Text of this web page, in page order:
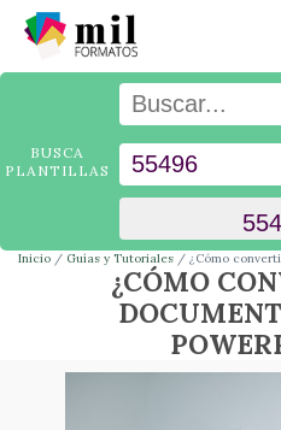
BUSCA
PLANTILLAS
Inicio Guías y Tutoriales ¿Cómo
¿CÓMO